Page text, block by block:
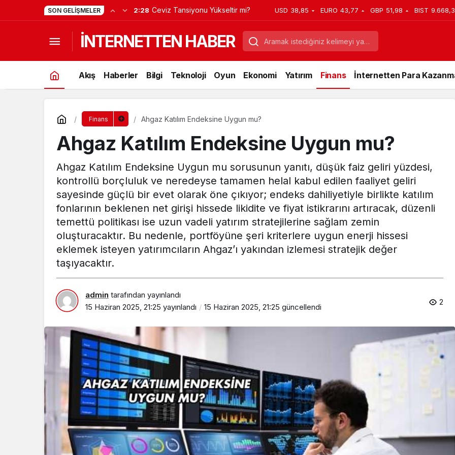
SON GELIŞMELER 2:28 Ceviz Tansiyonu Yükseltir mi? USD 38,85 EURO 43,77 GBP 51,98 BIST
İNTERNETTEN HABER
Akış Haberler Bilgi Teknoloji Oyun Ekonomi Yatırım Finans İnternetten Para
Finans Ahgaz Katılım Endeksine Uygun mu?
Ahgaz Katılım Endeksine Uygun mu?
Ahgaz Katılım Endeksine Uygun mu sorusunun yanıtı, düşük faiz geliri yüzdesi,
kontrollü borçluluk ve neredeyse tamamen helal kabul edilen faaliyet geliri
sayesinde güçlü bir evet olarak öne çıkıyor; endeks dahiliyetiyle birlikte katılım
fonlarının beklenen net girişi hissede likidite ve fiyat istikrarını artıracak, düzenli
temettü politikası ise uzun vadeli yatırım stratejilerine sağlam zemin
oluşturacaktır. Bu nedenle, portföyüne şeri kriterlere uygun enerji hissesi
eklemek isteyen yatırımcıların Ahgaz’ı yakından izlemesi stratejik değer
taşıyacaktır.
admin tarafından yayınlandı
15 Haziran 2025, 21:25 yayınlandı 15 Haziran 2025, 21:25 güncellendi 2